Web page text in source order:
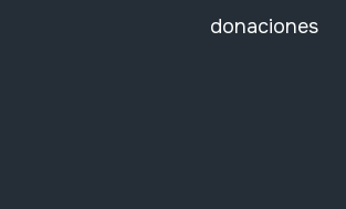
donaciones